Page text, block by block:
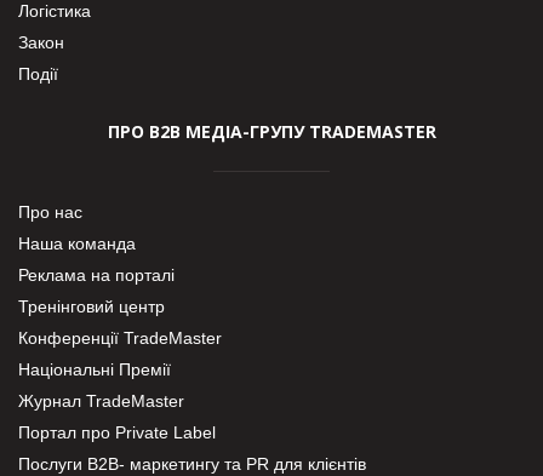
Логістика
Закон
Події
ПРО В2В МЕДІА-ГРУПУ TRADEMASTER
Про нас
Наша команда
Реклама на порталі
Тренінговий центр
Конференції TradeMaster
Національні Премії
Журнал TradeMaster
Портал про Private Label
Послуги В2В- маркетингу та PR для клієнтів